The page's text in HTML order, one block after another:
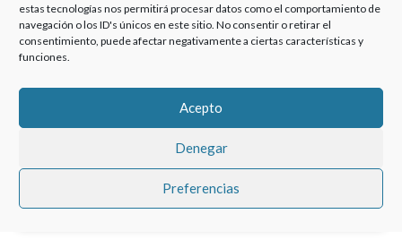
estas tecnologías nos permitirá procesar datos como el comportamiento de
navegación o los ID's únicos en este sitio. No consentir o retirar el
consentimiento, puede afectar negativamente a ciertas características y
funciones.
Acepto
Denegar
Preferencias
Haz clic para aceptar cookies de marketing y